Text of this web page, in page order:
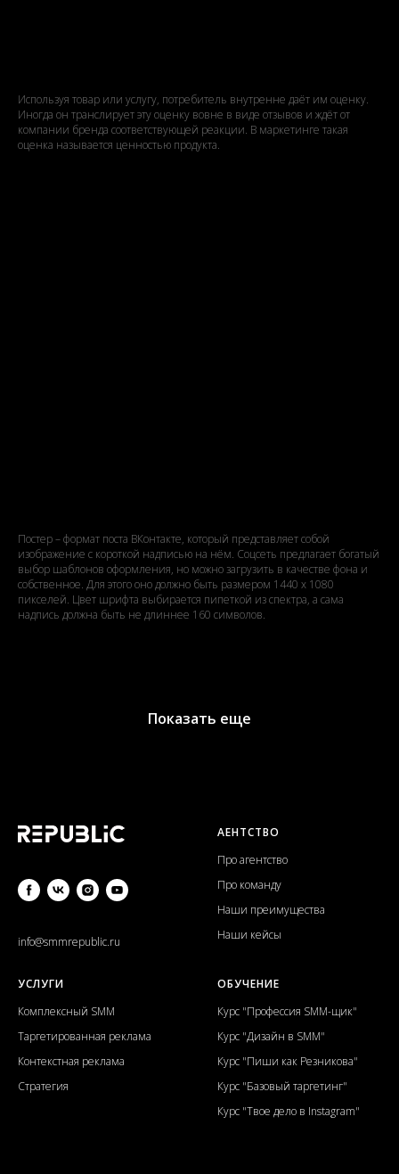
Используя товар или услугу, потребитель внутренне даёт им оценку.
Иногда он транслирует эту оценку вовне в виде отзывов и ждёт от
компании бренда соответствующей реакции. В маркетинге такая
оценка называется ценностью продукта.
Постер – формат поста ВКонтакте, который представляет собой
изображение с короткой надписью на нём. Соцсеть предлагает богатый
выбор шаблонов оформления, но можно загрузить в качестве фона и
собственное. Для этого оно должно быть размером 1440 х 1080
пикселей. Цвет шрифта выбирается пипеткой из спектра, а сама
надпись должна быть не длиннее 160 символов.
Показать еще
info@smmrepublic.ru
АЕНТСТВО
Про агентство
Про команду
Наши преимущества
Наши кейсы
УСЛУГИ
Комплексный SMM
Таргетированная реклама
Контекстная реклама
Стратегия
ОБУЧЕНИЕ
Курс "Профессия SMM-щик"
Курс "Дизайн в SMM"
Курс "Пиши как Резникова"
Курс "Базовый таргетинг"
Курс "Твое дело в Instagram"